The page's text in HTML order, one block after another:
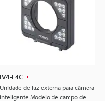
IV4-L4C
Unidade de luz externa para câmera
inteligente Modelo de campo de